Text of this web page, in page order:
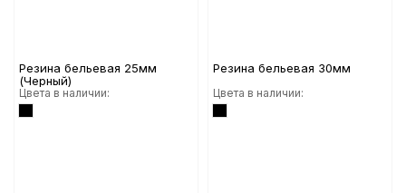
Резина бельевая 25мм
(Черный)
Цвета в наличии:
Резина бельевая 30мм
Цвета в наличии: